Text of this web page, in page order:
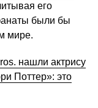
его
были бы
мире.
нашли актрису
Поттер»: это